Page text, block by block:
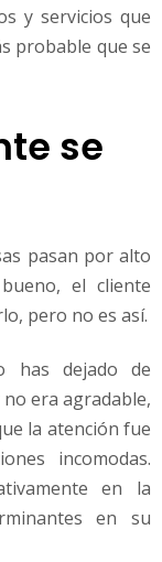
y servicios que
probable que se
se
pasan por alto
el cliente
pero no es así.
has dejado de
era agradable,
la atención fue
incomodas.
en la
en su